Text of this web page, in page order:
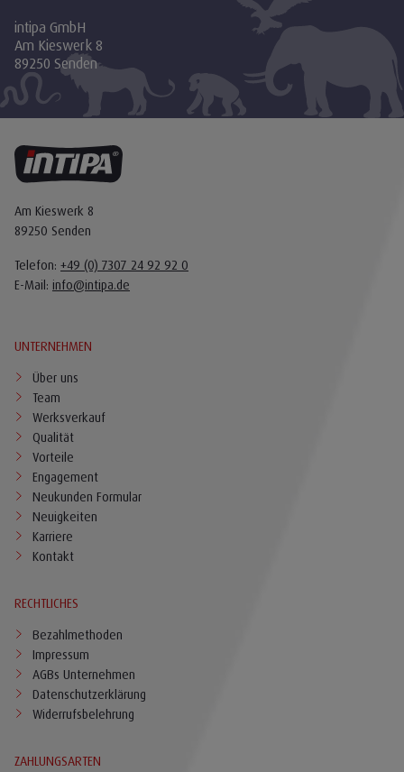
intipa GmbH
Am Kieswerk 8
89250 Senden
Am Kieswerk 8
89250 Senden
Telefon: +49 (0) 7307 24 92 92 0
E-Mail: info@intipa.de
UNTERNEHMEN
Über uns
Team
Werksverkauf
Qualität
Vorteile
Engagement
Neukunden Formular
Neuigkeiten
Karriere
Kontakt
RECHTLICHES
Bezahlmethoden
Impressum
AGBs Unternehmen
Datenschutzerklärung
Widerrufsbelehrung
ZAHLUNGSARTEN